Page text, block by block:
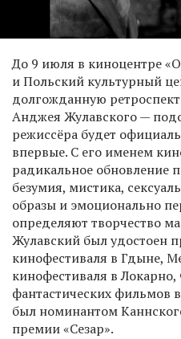
До 9 июля в киноцентре
и Польский культурный
долгожданную
Анджея Жулавского —
режиссёра будет
впервые. С его именем
радикальное обновление
безумия, мистика,
образы и эмоционально
определяют творчество
Жулавский был удостоен
кинофестиваля в Гдыне,
кинофестиваля в Локарно,
фантастических фильмов
был номинантом
премии «Сезар».